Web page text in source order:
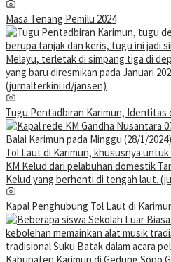
Masa Tenang Pemilu 2024
Tugu Pentadbiran Karimun, Identitas
Kapal Penghubung Tol Laut di